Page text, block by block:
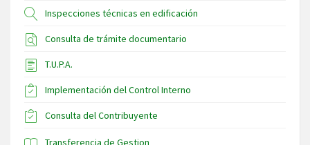
Inspecciones técnicas en edificación
Consulta de trámite documentario
T.U.P.A.
Implementación del Control Interno
Consulta del Contribuyente
Transferencia de Gestion